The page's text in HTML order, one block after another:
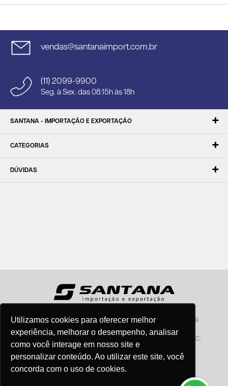
Utilizamos cookies para oferecer melhor
experiência, melhorar o desempenho, analisar
como você interage em nosso site e
personalizar conteúdo. Ao utilizar este site, você
concorda com o uso de cookies.
vendas@santanaimport.com.br
(11) 2099-9900
Seg. à Sex. das 08:15h às 18h
SANTANA - IMPORTAÇÃO E EXPORTAÇÃO
CATEGORIAS
DÚVIDAS
Santana - Importação e Exportação - CNPJ:57.464.653/0001-49
Atendimento por telefone: dias úteis, das 08:15hs às 18:00hs
SAC:
sac@santanaimport.com.br